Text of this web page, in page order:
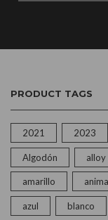
PRODUCT TAGS
2021 2023
Algodón alloy
amarillo
azul blanco